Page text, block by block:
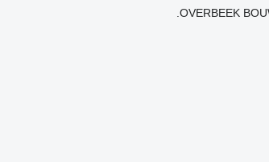
OVERBEEK